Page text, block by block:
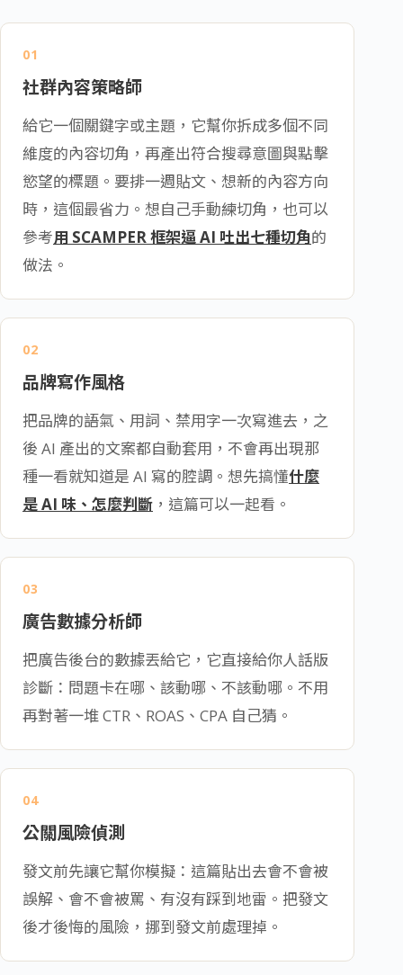
01
社群內容策略師
給它一個關鍵字或主題，它幫你拆成多個不同
維度的內容切角，再產出符合搜尋意圖與點擊
慾望的標題。要排一週貼文、想新的內容方向
時，這個最省力。想自己手動練切角，也可以
參考用 SCAMPER 框架逼 AI 吐出七種切角的
做法。
02
品牌寫作風格
把品牌的語氣、用詞、禁用字一次寫進去，之
後 AI 產出的文案都自動套用，不會再出現那
種一看就知道是 AI 寫的腔調。想先搞懂什麼
是 AI 味、怎麼判斷 ，這篇可以一起看。
03
廣告數據分析師
把廣告後台的數據丟給它，它直接給你人話版
診斷：問題卡在哪、該動哪、不該動哪。不用
再對著一堆 CTR、ROAS、CPA 自己猜。
04
公關風險偵測
發文前先讓它幫你模擬：這篇貼出去會不會被
誤解、會不會被罵、有沒有踩到地雷。把發文
後才後悔的風險，挪到發文前處理掉。